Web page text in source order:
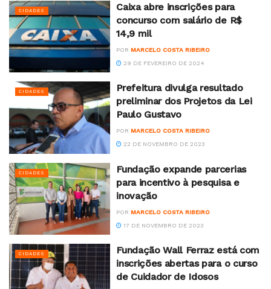
CIDADES
Caixa abre inscrições para
concurso com salário de R$
14,9 mil
POR MARCELO COSTA RIBEIRO
29 DE FEVEREIRO DE 2024
CIDADES
Prefeitura divulga resultado
preliminar dos Projetos da Lei
Paulo Gustavo
POR MARCELO COSTA RIBEIRO
22 DE NOVEMBRO DE 2023
CIDADES
Fundação expande parcerias
para incentivo à pesquisa e
inovação
POR MARCELO COSTA RIBEIRO
17 DE NOVEMBRO DE 2023
CIDADES
Fundação Wall Ferraz está com
inscrições abertas para o curso
de Cuidador de Idosos